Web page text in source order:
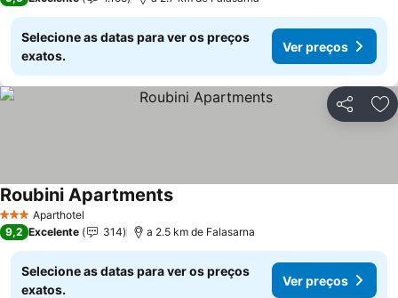
Selecione as datas para ver os preços
exatos.
Ver preços
Partilhar
3 EstrelasAparthotel
Roubini Apartments
9,2 Excelente 314 a 2.5 km de Falasarna
Selecione as datas para ver os preços
exatos.
Ver preços